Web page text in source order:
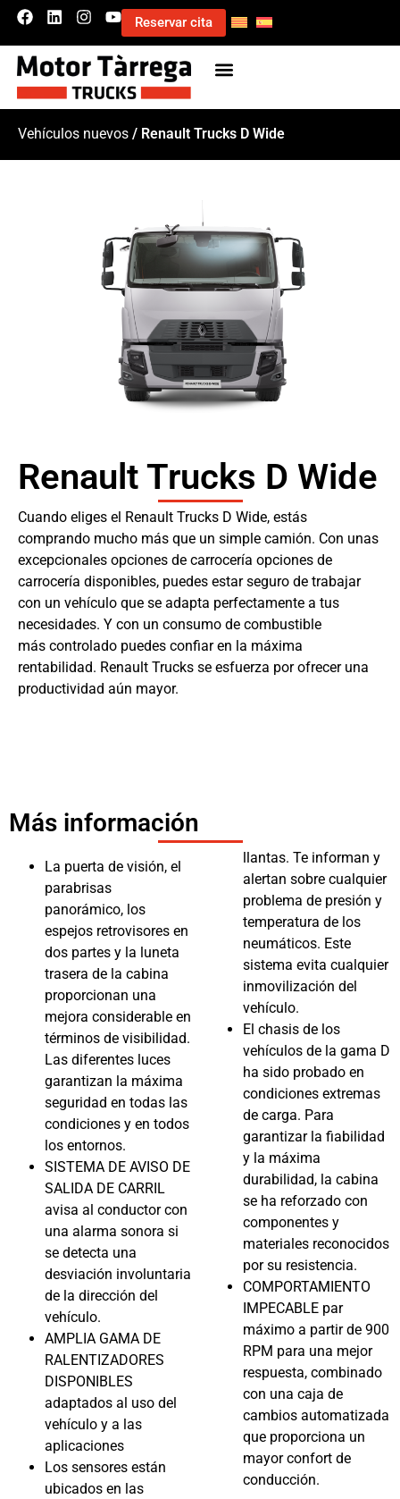
Reservar cita
Vehículos nuevos / Renault Trucks D Wide
Renault Trucks D Wide
Cuando eliges el Renault Trucks D Wide, estás
comprando mucho más que un simple camión. Con unas
excepcionales opciones de carrocería opciones de
carrocería disponibles, puedes estar seguro de trabajar
con un vehículo que se adapta perfectamente a tus
necesidades. Y con un consumo de combustible
más controlado puedes confiar en la máxima
rentabilidad. Renault Trucks se esfuerza por ofrecer una
productividad aún mayor.
Más información
La puerta de visión, el
parabrisas
panorámico, los
espejos retrovisores en
dos partes y la luneta
trasera de la cabina
proporcionan una
mejora considerable en
términos de visibilidad.
Las diferentes luces
garantizan la máxima
seguridad en todas las
condiciones y en todos
los entornos.
SISTEMA DE AVISO DE
SALIDA DE CARRIL
avisa al conductor con
una alarma sonora si
se detecta una
desviación involuntaria
de la dirección del
vehículo.
AMPLIA GAMA DE
RALENTIZADORES
DISPONIBLES
adaptados al uso del
vehículo y a las
aplicaciones
Los sensores están
ubicados en las
llantas. Te informan y
alertan sobre cualquier
problema de presión y
temperatura de los
neumáticos. Este
sistema evita cualquier
inmovilización del
vehículo.
El chasis de los
vehículos de la gama D
ha sido probado en
condiciones extremas
de carga. Para
garantizar la fiabilidad
y la máxima
durabilidad, la cabina
se ha reforzado con
componentes y
materiales reconocidos
por su resistencia.
COMPORTAMIENTO
IMPECABLE par
máximo a partir de 900
RPM para una mejor
respuesta, combinado
con una caja de
cambios automatizada
que proporciona un
mayor confort de
conducción.